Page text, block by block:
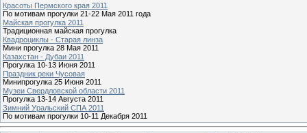
Красоты Пермского края 2011
По мотивам прогулки 21-22 Мая 2011 года
Майская прогулка 2011
Традиционная майская прогулка
Квадроциклы - Старая линза
Мини прогулка 28 Мая 2011
Казахстан - Дубаи 2011
Прогулка 10-13 Июня 2011
Праздник реки Чусовая
Минипрогулка 25 Июня 2011
Музеи Свердловской области 2011
Прогулка 13-14 Августа 2011
Зимний Уральский СПА 2011
По мотивам прогулки 10-11 Декабря 2011